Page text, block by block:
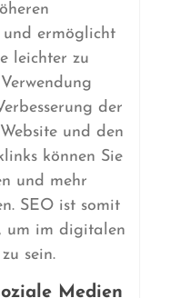
ermöglicht
leichter zu
der
und den
können Sie
und mehr
SEO ist somit
um im digitalen
sein.
Medien